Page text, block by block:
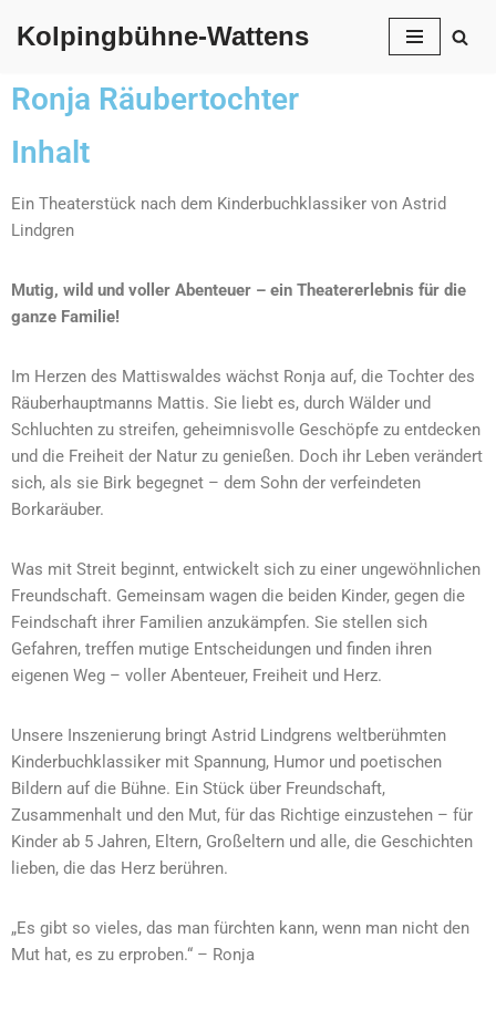
Inhalt
springen
Kolpingbühne-Wattens
Ronja Räubertochter
Inhalt
Ein Theaterstück nach dem Kinderbuchklassiker von Astrid
Lindgren
Mutig, wild und voller Abenteuer – ein Theatererlebnis für die
ganze Familie!
Im Herzen des Mattiswaldes wächst Ronja auf, die Tochter des
Räuberhauptmanns Mattis. Sie liebt es, durch Wälder und
Schluchten zu streifen, geheimnisvolle Geschöpfe zu entdecken
und die Freiheit der Natur zu genießen. Doch ihr Leben verändert
sich, als sie Birk begegnet – dem Sohn der verfeindeten
Borkaräuber.
Was mit Streit beginnt, entwickelt sich zu einer ungewöhnlichen
Freundschaft. Gemeinsam wagen die beiden Kinder, gegen die
Feindschaft ihrer Familien anzukämpfen. Sie stellen sich
Gefahren, treffen mutige Entscheidungen und finden ihren
eigenen Weg – voller Abenteuer, Freiheit und Herz.
Unsere Inszenierung bringt Astrid Lindgrens weltberühmten
Kinderbuchklassiker mit Spannung, Humor und poetischen
Bildern auf die Bühne. Ein Stück über Freundschaft,
Zusammenhalt und den Mut, für das Richtige einzustehen – für
Kinder ab 5 Jahren, Eltern, Großeltern und alle, die Geschichten
lieben, die das Herz berühren.
„Es gibt so vieles, das man fürchten kann, wenn man nicht den
Mut hat, es zu erproben.“ – Ronja